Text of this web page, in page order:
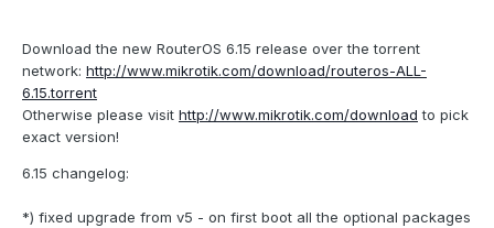
Download the new RouterOS 6.15 release over the torrent
network: http://www.mikrotik.com/download/routeros-ALL-
6.15.torrent
Otherwise please visit http://www.mikrotik.com/download to pick
exact version!
6.15 changelog:
*) fixed upgrade from v5 - on first boot all the optional packages